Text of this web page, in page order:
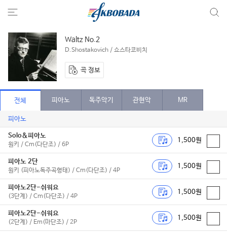
Waltz No.2
D.Shostakovich / 쇼스타코비치
곡 정보
전체 피아노 독주악기 관현악 MR
피아노
Solo&피아노
원키 / Cm(다단조) / 6P
1,500원
피아노 2단
원키 (피아노독주곡형태) / Cm(다단조) / 4P
1,500원
피아노2단-쉬워요
(3단계) / Cm(다단조) / 4P
1,500원
피아노2단-쉬워요
(2단계) / Em(마단조) / 2P
1,500원